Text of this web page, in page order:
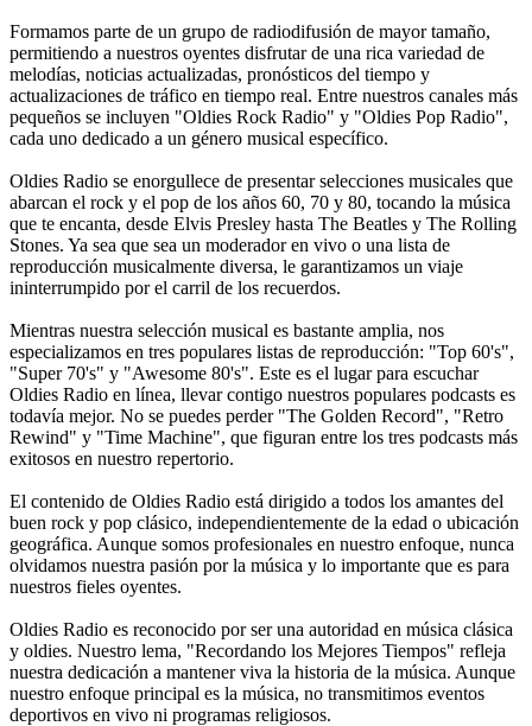
Formamos parte de un grupo de radiodifusión de mayor tamaño,
permitiendo a nuestros oyentes disfrutar de una rica variedad de
melodías, noticias actualizadas, pronósticos del tiempo y
actualizaciones de tráfico en tiempo real. Entre nuestros canales más
pequeños se incluyen "Oldies Rock Radio" y "Oldies Pop Radio",
cada uno dedicado a un género musical específico.
Oldies Radio se enorgullece de presentar selecciones musicales que
abarcan el rock y el pop de los años 60, 70 y 80, tocando la música
que te encanta, desde Elvis Presley hasta The Beatles y The Rolling
Stones. Ya sea que sea un moderador en vivo o una lista de
reproducción musicalmente diversa, le garantizamos un viaje
ininterrumpido por el carril de los recuerdos.
Mientras nuestra selección musical es bastante amplia, nos
especializamos en tres populares listas de reproducción: "Top 60's",
"Super 70's" y "Awesome 80's". Este es el lugar para escuchar
Oldies Radio en línea, llevar contigo nuestros populares podcasts es
todavía mejor. No se puedes perder "The Golden Record", "Retro
Rewind" y "Time Machine", que figuran entre los tres podcasts más
exitosos en nuestro repertorio.
El contenido de Oldies Radio está dirigido a todos los amantes del
buen rock y pop clásico, independientemente de la edad o ubicación
geográfica. Aunque somos profesionales en nuestro enfoque, nunca
olvidamos nuestra pasión por la música y lo importante que es para
nuestros fieles oyentes.
Oldies Radio es reconocido por ser una autoridad en música clásica
y oldies. Nuestro lema, "Recordando los Mejores Tiempos" refleja
nuestra dedicación a mantener viva la historia de la música. Aunque
nuestro enfoque principal es la música, no transmitimos eventos
deportivos en vivo ni programas religiosos.